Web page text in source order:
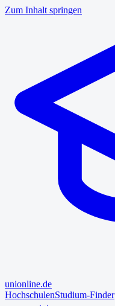
Zum Inhalt springen
unionline.de
HochschulenStudium-Finder